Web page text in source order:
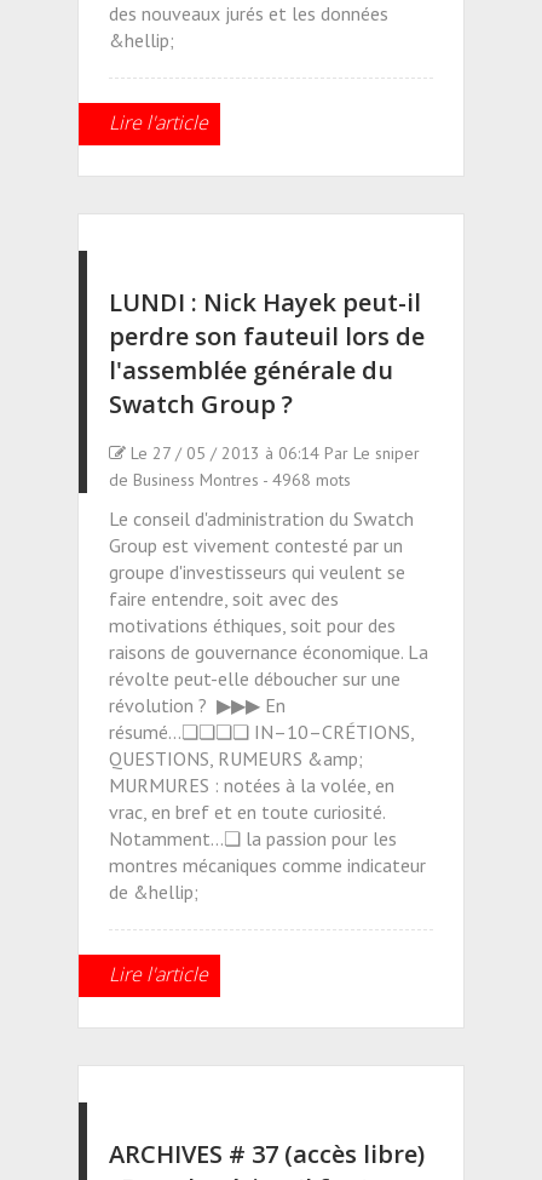
des nouveaux jurés et les données
&hellip;
Lire l'article
LUNDI : Nick Hayek peut-il
perdre son fauteuil lors de
l'assemblée générale du
Swatch Group ?
Le 27 / 05 / 2013 à 06:14 Par Le sniper
de Business Montres - 4968 mots
Le conseil d'administration du Swatch
Group est vivement contesté par un
groupe d'investisseurs qui veulent se
faire entendre, soit avec des
motivations éthiques, soit pour des
raisons de gouvernance économique. La
révolte peut-elle déboucher sur une
révolution ? ▶▶▶ En
résumé...❏❏❏❏ IN–10–CRÉTIONS,
QUESTIONS, RUMEURS &amp;
MURMURES : notées à la volée, en
vrac, en bref et en toute curiosité.
Notamment...❏ la passion pour les
montres mécaniques comme indicateur
de &hellip;
Lire l'article
ARCHIVES # 37 (accès libre)